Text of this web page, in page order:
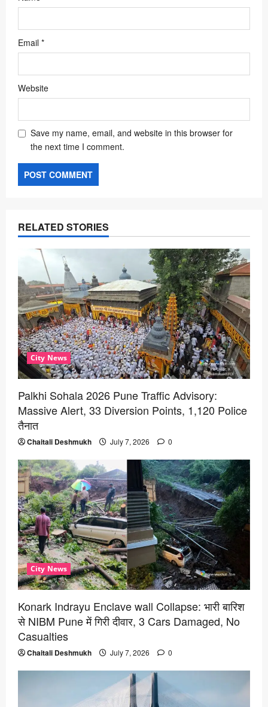
Email *
Website
Save my name, email, and website in this browser for
the next time I comment.
RELATED STORIES
City News
Palkhi Sohala 2026 Pune Traffic Advisory:
Massive Alert, 33 Diversion Points, 1,120 Police
तैनात
Chaitali Deshmukh July 7, 2026 0
City News
Konark Indrayu Enclave wall Collapse: भारी बारिश
से NIBM Pune में गिरी दीवार, 3 Cars Damaged, No
Casualties
Chaitali Deshmukh July 7, 2026 0